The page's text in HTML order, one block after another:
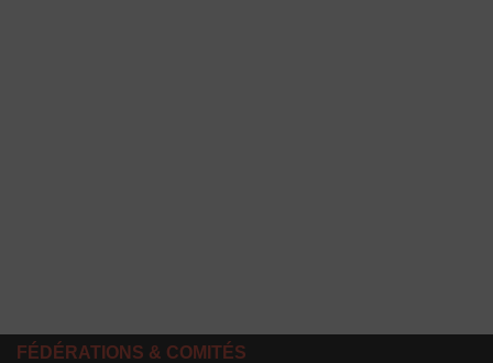
FÉDÉRATIONS & COMITÉS